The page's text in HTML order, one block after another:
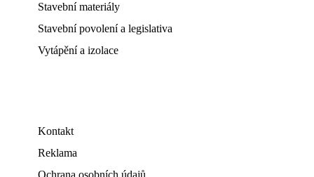
Stavební materiály
Stavební povolení a legislativa
Vytápění a izolace
Kontakt
Reklama
Ochrana osobních údajů